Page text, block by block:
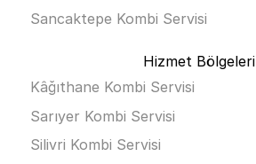
Sancaktepe Kombi Servisi
Hizmet Bölgeleri
Kâğıthane Kombi Servisi
Sarıyer Kombi Servisi
Silivri Kombi Servisi